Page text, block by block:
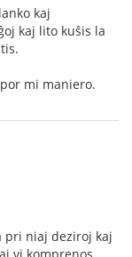
kaj
kaj lito kuŝis la
mi maniero.
pri niaj deziroj kaj